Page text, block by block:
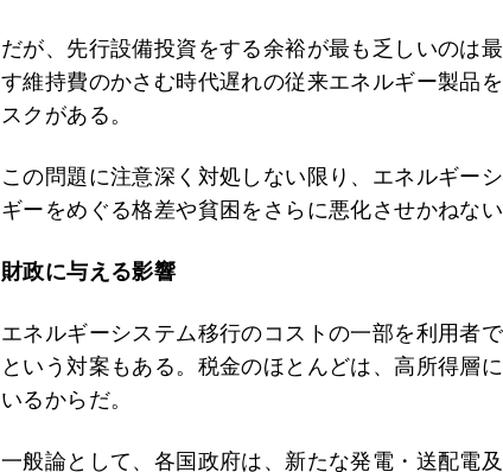
だが、先行設備投資をする余裕が最も乏しいのは
す維持費のかさむ時代遅れの従来エネルギー製品
スクがある。
この問題に注意深く対処しない限り、エネルギー
ギーをめぐる格差や貧困をさらに悪化させかねない
財政に与える影響
エネルギーシステム移行のコストの一部を利用者
という対案もある。税金のほとんどは、高所得層
いるからだ。
一般論として、各国政府は、新たな発電・送配電